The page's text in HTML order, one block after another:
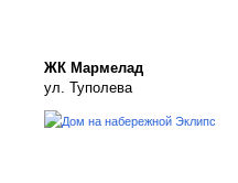
ЖК Мармелад
ул. Туполева